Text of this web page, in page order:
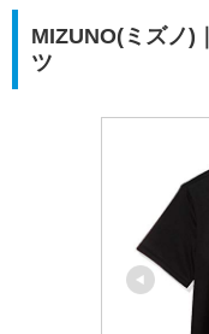
MIZUNO(ミズノ)
ツ